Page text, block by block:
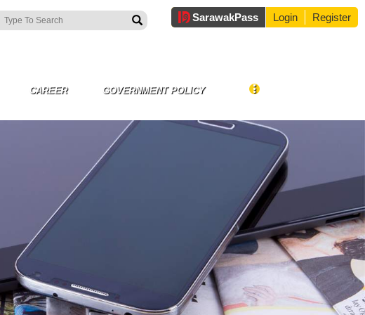
SarawakPass Login Register
CAREER GOVERNMENT POLICY